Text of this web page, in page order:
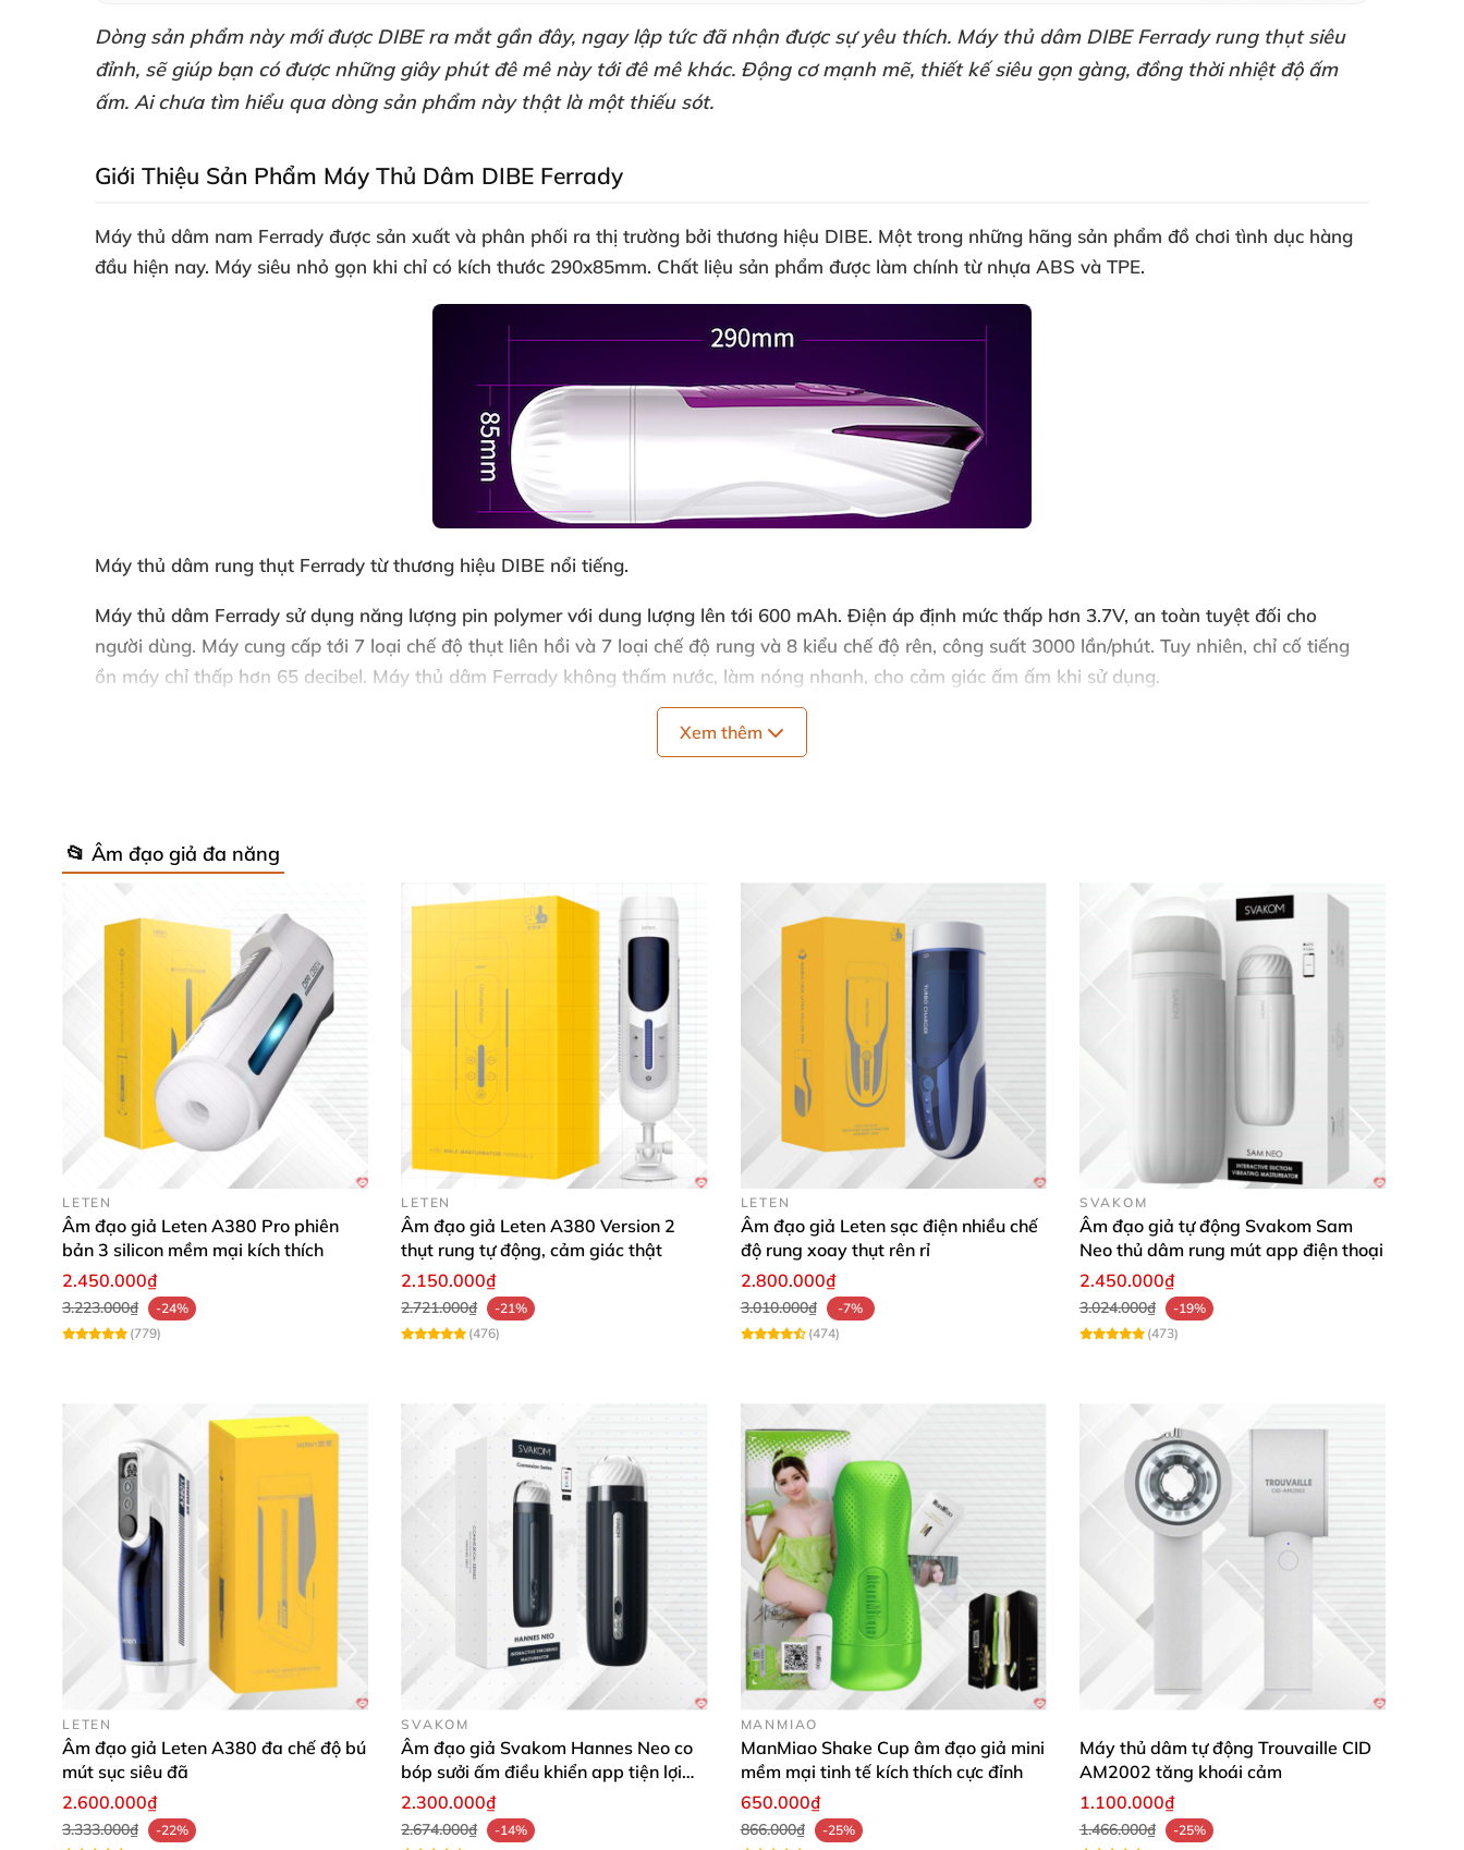
Dòng sản phẩm này mớiđược DIBE ra mắt gần đây, ngay lập tứcđã nhận được sự yêu thích. Máy thủ dâm DIBE Ferradyrung thụt siêu
đỉnh, sẽ giúp bạn cóđượcnhững giây phút đê mê này tới đê mê khác. Động cơ mạnh mẽ, thiết kế siêu gọn gàng, đồng thời nhiệt độ ấm
ấm. Ai chưa tìm hiểu qua dòng sản phẩm này thật là một thiếu sót.
Giới Thiệu Sản Phẩm Máy Thủ Dâm DIBE Ferrady
Máy thủ dâm nam Ferrady được sản xuất và phân phối ra thị trường bởi thương hiệu DIBE. Một trong những hãng sản phẩm đồ chơi tình dục hàng
đầu hiện nay. Máy siêu nhỏ gọn khi chỉ có kích thước 290x85mm. Chất liệu sản phẩm được làm chính từ nhựa ABS và TPE.
Máy thủ dâm rung thụt Ferrady từ thương hiệu DIBE nổi tiếng.
Máy thủ dâm Ferrady sử dụng năng lượng pin polymervới dung lượng lên tới 600 mAh. Điện áp định mức thấp hơn 3.7V, an toàn tuyệt đối cho
người dùng. Máy cung cấp tới 7 loại chế độ thụt liên hồi và 7 loại chế độ rung và 8 kiểu chế độ rên, công suất 3000 lần/phút. Tuy nhiên, chỉ cố tiếng
ồn máy chỉ thấp hơn 65 decibel. Máy thủ dâm Ferrady không thấm nước, làm nóng nhanh, cho cảm giác ấm ấm khi sử dụng.
===>>> Tham khảo: các mẫu âm đạo giả giống thật danh cho nam
Ưu Điểm Nổi Bật Của Máy Thủ Dâm DIBE Ferrady
DIBE Ferrady là mẫusextoy cho nam cao cấp vừa được ra năm vào cuối năm 2019. Mặc dù thị trường này lúc nào cũng có sự cạnh tranh khốc liệt
tuy nhiên máy thủ dâm từ DIBE
vẫn có chỗ đứng nhất định . Cùng xem một số ưu điểm nổi bậtcủa thiết bị:
Kiểu dáng hiện đại
Máy thủ dâm này nổi trội với hai gam màu chủ đạo tím trắng . Thiết bị có kích thước nhỏ gọn , cầm nắm dễ dàng , form dáng đơn giản . Phần vỏ ngoài
máyđược làm bằng nhựa ABS trơn bóng, ấn tượng.
Xem thêm
📂 Âm đạo giả đa năng
LETEN
Âm đạo giả Leten A380 Pro phiên
bản 3 silicon mềm mại kích thích
2.450.000₫
3.223.000₫
-24%
(779)
LETEN
Âm đạo giả Leten A380 Version 2
thụt rung tự động, cảm giác thật
2.150.000₫
2.721.000₫
-21%
(476)
LETEN
Âm đạo giả Leten sạc điện nhiều chế
độ rung xoay thụt rên rỉ
2.800.000₫
3.010.000₫
-7%
(474)
SVAKOM
Âm đạo giả tự động Svakom Sam
Neo thủ dâm rung mút app điện thoại
2.450.000₫
3.024.000₫
-19%
(473)
LETEN
Âm đạo giả Leten A380 đa chế độ bú
mút sục siêu đã
2.600.000₫
3.333.000₫
-22%
SVAKOM
Âm đạo giả Svakom Hannes Neo co
bóp sưởi ấm điều khiển app tiện lợi
kích thích mạnh mẽ
2.300.000₫
2.674.000₫
-14%
MANMIAO
ManMiao Shake Cup âm đạo giả mini
mềm mại tinh tế kích thích cực đỉnh
650.000₫
866.000₫
-25%
Máy thủ dâm tự động Trouvaille CID
AM2002 tăng khoái cảm
1.100.000₫
1.466.000₫
-25%